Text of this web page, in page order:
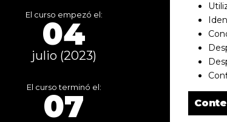
El curso empezó el:
04
julio (2023)
El curso terminó el:
07